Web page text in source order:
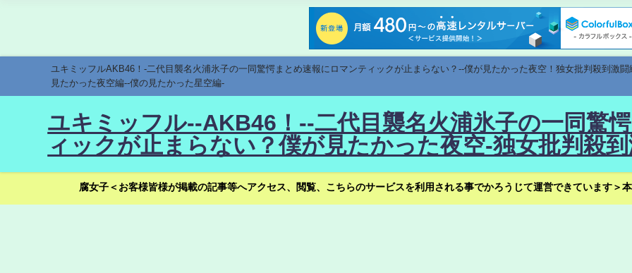
ユキミッフルAKB46！-二代目襲名火浦氷子の一同驚愕まとめ速報にロマンティックが止まらない？--僕が見たかった夜空！独女批判殺到激
見たかった夜空編--僕の見たかった星空編-
ユキミッフル--AKB46！--二代目襲名火浦氷子の一同驚
ィックが止まらない？僕が見たかった夜空-独女批判殺
腐女子＜お客様皆様が掲載の記事等へアクセス、閲覧、こちらのサービスを利用される事でかろうじて運営できています＞